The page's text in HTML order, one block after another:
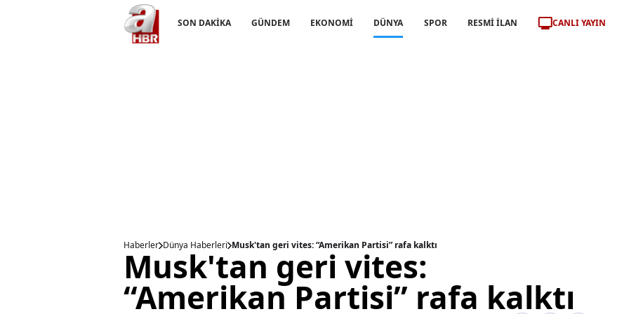
SON DAKİKA GÜNDEM EKONOMİ DÜNYA SPOR RESMİ İLAN CANLI YAYIN
Haberler Dünya Haberleri Musk'tan geri vites: “Amerikan Partisi” rafa kalktı
Musk'tan geri vites:
“Amerikan Partisi” rafa kalktı